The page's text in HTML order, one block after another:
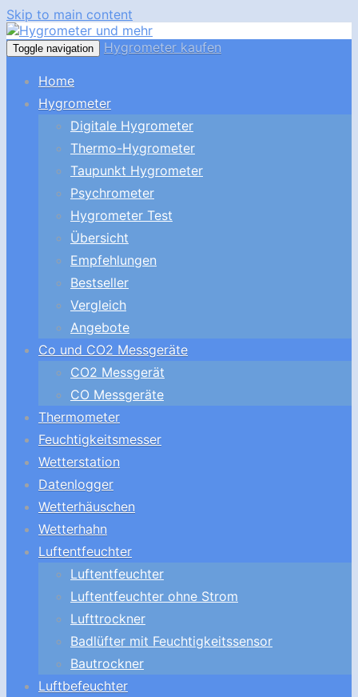
Skip to main content
Toggle navigation Hygrometer kaufen
Home
Hygrometer
Digitale Hygrometer
Thermo-Hygrometer
Taupunkt Hygrometer
Psychrometer
Hygrometer Test
Übersicht
Empfehlungen
Bestseller
Vergleich
Angebote
Co und CO2 Messgeräte
CO2 Messgerät
CO Messgeräte
Thermometer
Feuchtigkeitsmesser
Wetterstation
Datenlogger
Wetterhäuschen
Wetterhahn
Luftentfeuchter
Luftentfeuchter
Luftentfeuchter ohne Strom
Lufttrockner
Badlüfter mit Feuchtigkeitssensor
Bautrockner
Luftbefeuchter